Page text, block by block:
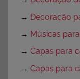
→ Decoração
→ Músicas
→ Capas para
→ Capas para